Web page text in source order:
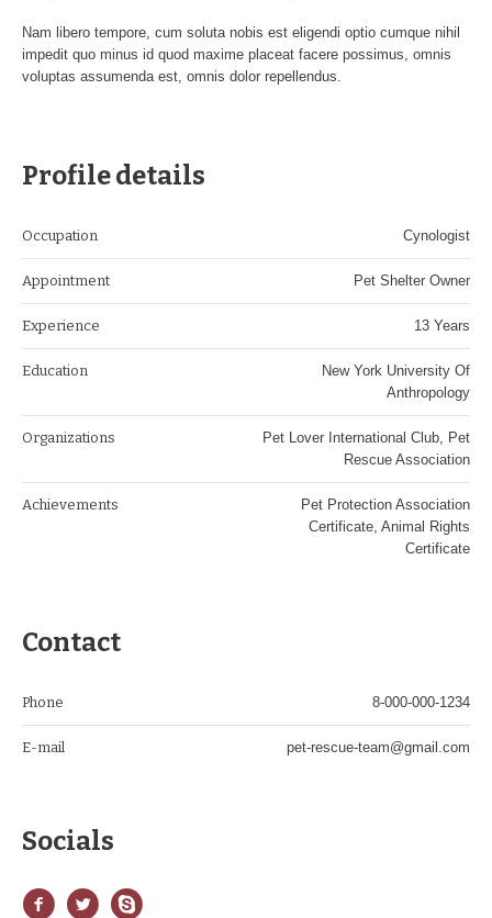
Nam libero tempore, cum soluta nobis est eligendi optio cumque nihil
impedit quo minus id quod maxime placeat facere possimus, omnis
voluptas assumenda est, omnis dolor repellendus.
Profile details
Occupation Cynologist
Appointment Pet Shelter Owner
Experience 13 Years
Education
New York University Of
Anthropology
Organizations
Pet Lover International Club, Pet
Rescue Association
Achievements
Pet Protection Association
Certificate, Animal Rights
Certificate
Contact
Phone 8-000-000-1234
E-mail pet-rescue-team@gmail.com
Socials